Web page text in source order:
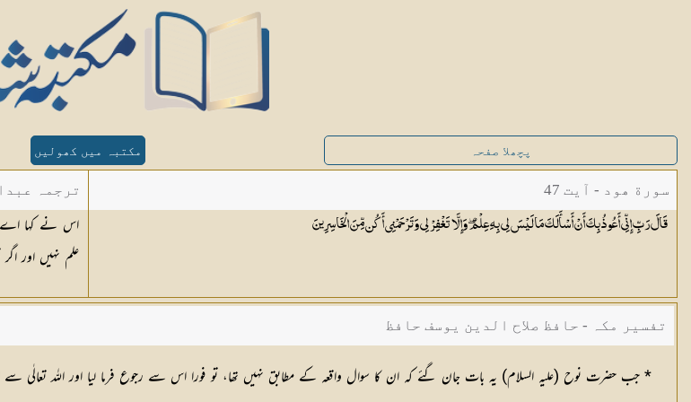
پچھلا صفحہ مکتبہ میں کھولیں
سورة ھود - آیت 47
قَالَ رَبِّ إِنِّي أَعُوذُ بِكَ أَنْ أَسْأَلَكَ مَا لَيْسَ لِي بِهِ عِلْمٌ ۖ وَإِلَّا تَغْفِرْ لِي وَتَرْحَمْنِي أَكُن مِّنَالْخَاسِرِينَ
ترجمہ
اس نے کہا اے
علم نہیں اور
تفسیر مکہ - حافظ صلاح الدین یوسف حافظ
* جب حضرت نوح (عليہ السلام) یہ بات جان گئے کہ ان کا سوال واقعہ کے مطابق نہیں تھا، تو فورا اس سے رجوع فرما لیا اور اللہ